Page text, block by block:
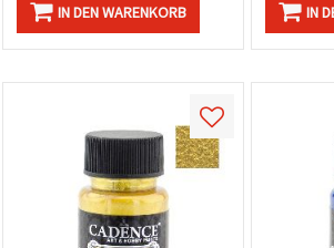
IN DEN WARENKORB IN